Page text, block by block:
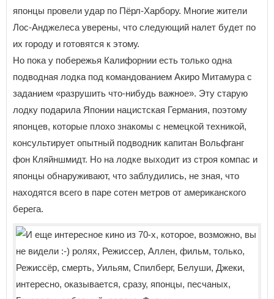
японцы провели удар по Пёрл-Харбору. Многие жители
Лос-Анджелеса уверены, что следующий налет будет по
их городу и готовятся к этому.
Но пока у побережья Калифорнии есть только одна
подводная лодка под командованием Акиро Митамура с
заданием «разрушить что-нибудь важное». Эту старую
лодку подарила Японии нацистская Германия, поэтому
японцев, которые плохо знакомы с немецкой техникой,
консультирует опытный подводник капитан Вольфганг
фон Кляйншмидт. Но на лодке выходит из строя компас и
японцы обнаруживают, что заблудились, не зная, что
находятся всего в паре сотен метров от американского
берега.